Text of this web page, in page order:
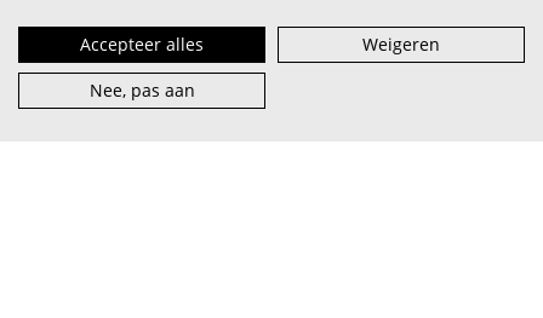
Accepteer alles
Weigeren
Nee, pas aan